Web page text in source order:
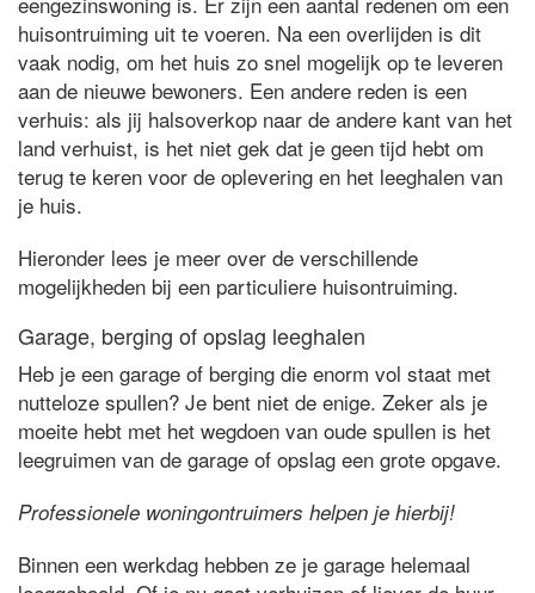
huisontruiming uit te voeren. Na een overlijden is dit
vaak nodig, om het huis zo snel mogelijk op te leveren
aan de nieuwe bewoners. Een andere reden is een
verhuis: als jij halsoverkop naar de andere kant van het
land verhuist, is het niet gek dat je geen tijd hebt om
terug te keren voor de oplevering en het leeghalen van
je huis.
Hieronder lees je meer over de verschillende
mogelijkheden bij een particuliere huisontruiming.
Garage, berging of opslag leeghalen
Heb je een garage of berging die enorm vol staat met
nutteloze spullen? Je bent niet de enige. Zeker als je
moeite hebt met het wegdoen van oude spullen is het
leegruimen van de garage of opslag een grote opgave.
Professionele woningontruimers helpen je hierbij!
Binnen een werkdag hebben ze je garage helemaal